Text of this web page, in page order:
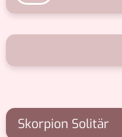
Skorpion Solitär